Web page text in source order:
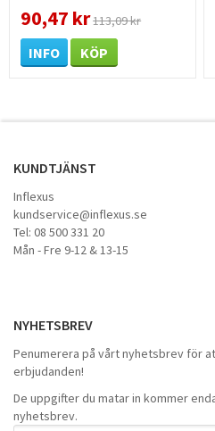
90,47 kr113,09 kr
INFO KÖP
KUNDTJÄNST
Inflexus
kundservice@inflexus.se
Tel: 08 500 331 20
Mån - Fre 9-12 & 13-15
NYHETSBREV
Penumerera på vårt nyhetsbrev för
erbjudanden!
De uppgifter du matar in kommer
nyhetsbrev.